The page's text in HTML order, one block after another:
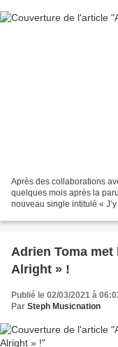
Après des collaborations
quelques mois après la
nouveau single intitulé «
Adrien Toma met
Alright » !
Publié le 02/03/2021 à
Par Steph Musicnation